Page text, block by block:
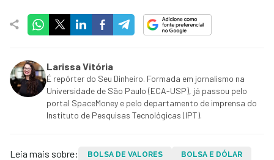
Larissa Vitória
É repórter do Seu Dinheiro. Formada em jornalismo na
Universidade de São Paulo (ECA-USP), já passou pelo
portal SpaceMoney e pelo departamento de imprensa do
Instituto de Pesquisas Tecnológicas (IPT).
Leia mais sobre: BOLSA DE VALORES
BOLSA E DÓLAR